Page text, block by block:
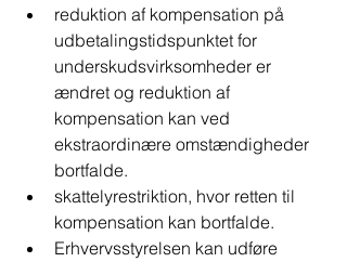
reduktion af kompensation på
udbetalingstidspunktet for
underskudsvirksomheder er
ændret og reduktion af
kompensation kan ved
ekstraordinære omstændigheder
bortfalde.
skattelyrestriktion, hvor retten til
kompensation kan bortfalde.
Erhvervsstyrelsen kan udføre